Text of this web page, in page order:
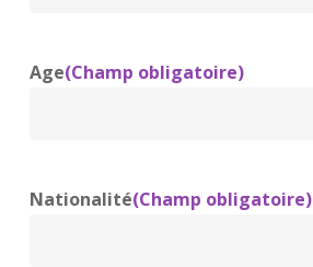
MM
Age(Champ obligatoire)
Nationalité(Champ obligatoire)